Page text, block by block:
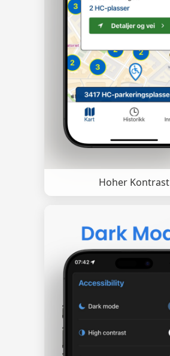
Hoher Kontrast